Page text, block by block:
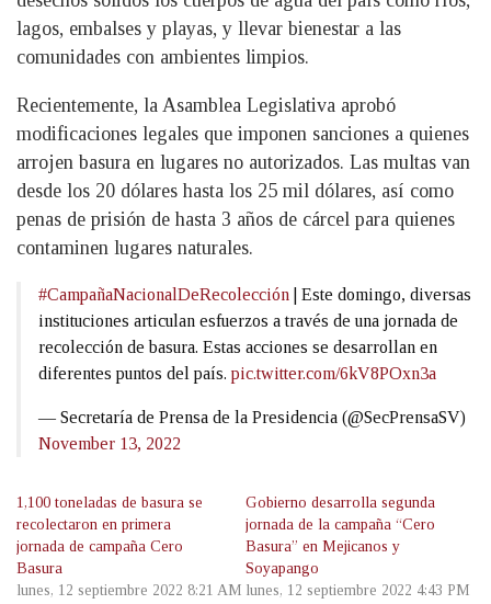
lagos, embalses y playas, y llevar bienestar a las
comunidades con ambientes limpios.
Recientemente, la Asamblea Legislativa aprobó
modificaciones legales que imponen sanciones a quienes
arrojen basura en lugares no autorizados. Las multas van
desde los 20 dólares hasta los 25 mil dólares, así como
penas de prisión de hasta 3 años de cárcel para quienes
contaminen lugares naturales.
#CampañaNacionalDeRecolección | Este domingo, diversas
instituciones articulan esfuerzos a través de una jornada de
recolección de basura. Estas acciones se desarrollan en
diferentes puntos del país. pic.twitter.com/6kV8POxn3a
— Secretaría de Prensa de la Presidencia (@SecPrensaSV)
November 13, 2022
1,100 toneladas de basura se
recolectaron en primera
jornada de campaña Cero
Basura
lunes, 12 septiembre 2022 8:21 AM
Gobierno desarrolla segunda
jornada de la campaña “Cero
Basura” en Mejicanos y
Soyapango
lunes, 12 septiembre 2022 4:43 PM